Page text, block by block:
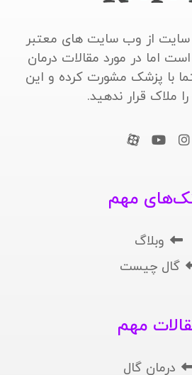
سایت از وب سایت های معتبر
اما در مورد مقالات درمان
با پزشک مشورت کرده و این
ملاک قرار ندهید.
مهم
وبلاگ
گال چیست
مهم
درمان گال